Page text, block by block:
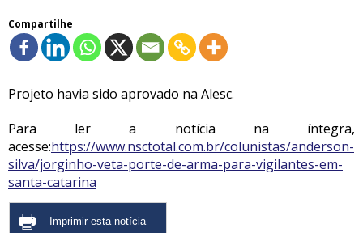
Compartilhe
Projeto havia sido aprovado na Alesc.
Para ler a notícia na íntegra,
acesse:https://www.nsctotal.com.br/colunistas/anderson-
silva/jorginho-veta-porte-de-arma-para-vigilantes-em-
santa-catarina